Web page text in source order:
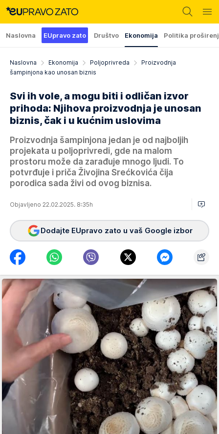
Naslovna EUpravo zato Društvo Ekonomija Politika
Naslovna Ekonomija Poljoprivreda
Proizvodnja
šampinjona kao unosan biznis
Svi ih vole, a mogu biti i odličan izvor
prihoda: Njihova proizvodnja je unosan
biznis, čak i u kućnim uslovima
Proizvodnja šampinjona jedan je od najboljih
projekata u poljoprivredi, gde na malom
prostoru može da zarađuje mnogo ljudi. To
potvrđuje i priča Živojina Srećkovića čija
porodica sada živi od ovog biznisa.
Objavljeno 22.02.2025. 8:35h
Dodajte EUpravo zato u vaš Google izbor